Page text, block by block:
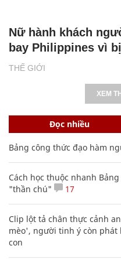
THẾ GIỚI
Nữ hành khách
bay Philippines vì
XEM
Đọc nhiều
Bảng công thức đạo hàm
Cách học thuộc nhanh
"thần chú"
17
Clip lột tả chân thực cảnh
mèo', người tinh ý còn phát
con